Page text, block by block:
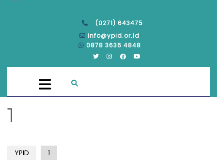
(0271) 643475
info@ypid.or.id
0878 3636 4848
1
YPID 1